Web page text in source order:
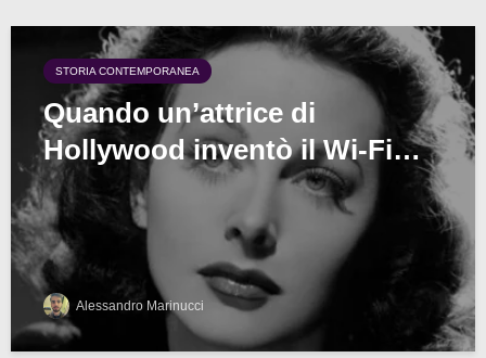
STORIA CONTEMPORANEA
Quando un’attrice di
Hollywood inventò il Wi-Fi…
Alessandro Marinucci